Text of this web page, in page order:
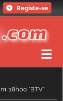
Registe-se
18h00 *BTV*